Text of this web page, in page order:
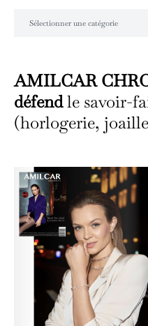
AMILCAR
défendle savoir-
(horlogerie,